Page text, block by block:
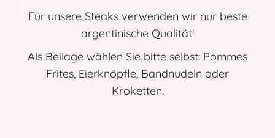
Für unsere Steaks verwenden wir nur beste
argentinische Qualität!
Als Beilage wählen Sie bitte selbst: Pommes
Frites, Eierknöpfle, Bandnudeln oder
Kroketten.